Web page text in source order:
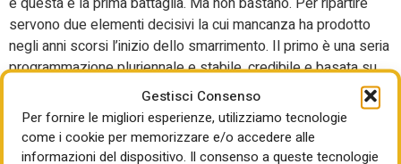
Gestisci Consenso
Per fornire le migliori esperienze, utilizziamo tecnologie
come i cookie per memorizzare e/o accedere alle
informazioni del dispositivo. Il consenso a queste tecnologie
servono due elementi decisivi la cui mancanza ha prodotto
negli anni scorsi l’inizio dello smarrimento. Il primo è una seria
programmazione pluriennale e stabile, credibile e basata su
risorse certe. Una certa consapevolezza che sono gli
investimenti – e in particolare gli investimenti in costruzioni –
a trainare il Pil in Italia dovrebbe aiutare a mettere in cantiere
una seria riforma della pianificazione e della programmazione.